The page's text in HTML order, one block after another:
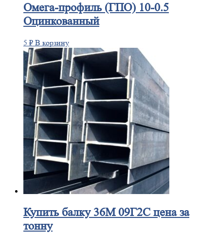
Омега-профиль(ГПО) 10-0.5
Оцинкованный
5 ₽ В корзину
Купитьбалку 36М 09Г2С цена за
тонну